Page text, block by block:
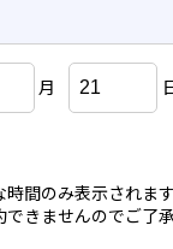
月
間のみ表示されます
きませんのでご了承